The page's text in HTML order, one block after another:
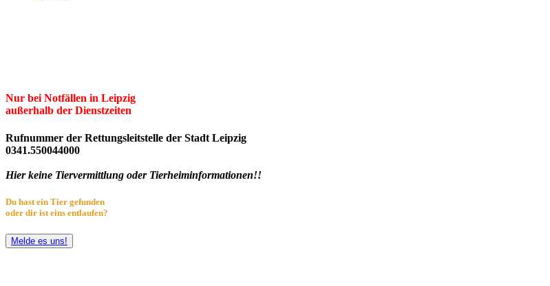
Nur bei Notfällen in Leipzig
außerhalb der Dienstzeiten
Rufnummer der Rettungsleitstelle der Stadt Leipzig
0341.550044000
Hier keine Tiervermittlung oder Tierheiminformationen!!
Du hast ein Tier gefunden
oder dir ist eins entlaufen?
Melde es uns!